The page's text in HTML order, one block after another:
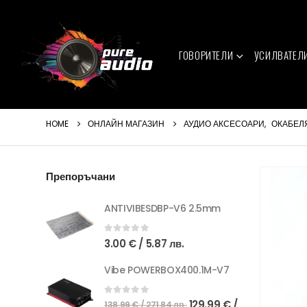
ГОВОРИТЕЛИ
HOME ОНЛАЙН МАГАЗИН АУДИО АКСЕСОАРИ,
Препоръчани
ANTIVIBESDBP-V6 2.5mm
0out of 5
3.00 €/ 5.87 лв.
Vibe POWERBOX400.1M-V7
0out of 5
138.99€/ 271.84 лв.Original